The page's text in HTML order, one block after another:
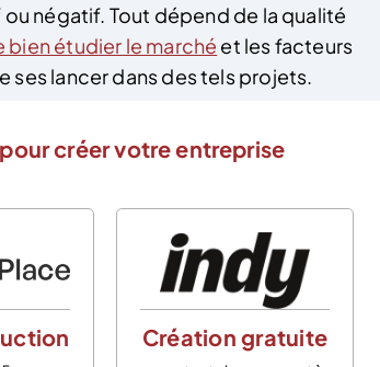
négatif. Tout dépend de la qualité
bien étudier le marché et les facteurs
ses lancer dans des tels projets.
créer votre entreprise
Création gratuite